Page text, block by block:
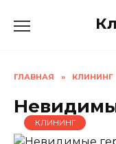
ГЛАВНАЯ » КЛИНИНГ
КЛИНИНГ